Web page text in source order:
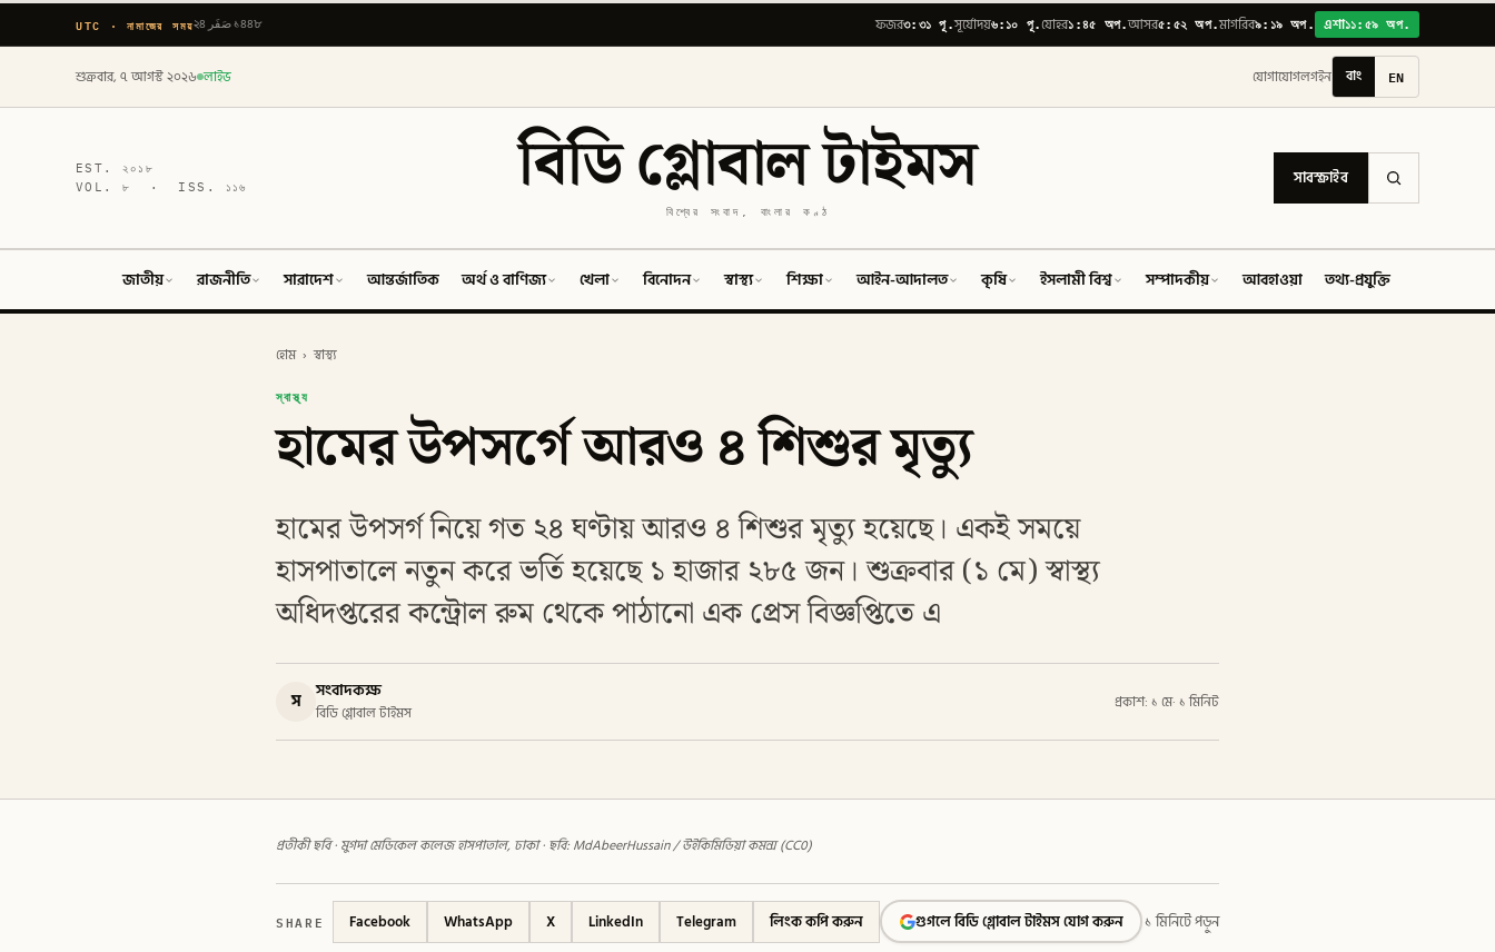
UTC · নামাজের সময় ২৪ صَفَر ১৪৪৮ ফজর৩:৩১ পূ.সূর্যোদয়৬:১০ পূ.যোহর১:৪৫ অপ.আসর৫:৫২ অপ.মাগরিব৯:১৯ অপ. এশা১১:৫৯ অপ.
শুক্রবার, ৭ আগস্ট ২০২৬ লাইভ যোগাযোগলগইন বাং EN
EST.২০১৮
VOL.৮ · ISS. ১১৬ বিডি গ্লোবাল টাইমস
বিশ্বের সংবাদ, বাংলার কণ্ঠ
সাবস্ক্রাইব
জাতীয় রাজনীতি সারাদেশ আন্তর্জাতিক অর্থ ও বাণিজ্য খেলা বিনোদন স্বাস্থ্য শিক্ষা আইন-আদালত কৃষি ইসলামী বিশ্ব সম্পাদকীয় আবহাওয়া তথ্য-প্রযুক্তি
হোম › স্বাস্থ্য
স্বাস্থ্য
হামের উপসর্গে আরও ৪ শিশুর মৃত্যু
হামের উপসর্গ নিয়ে গত ২৪ ঘণ্টায় আরও ৪ শিশুর মৃত্যু হয়েছে। একই সময়ে
হাসপাতালে নতুন করে ভর্তি হয়েছে ১ হাজার ২৮৫ জন। শুক্রবার (১ মে) স্বাস্থ্য
অধিদপ্তরের কন্ট্রোল রুম থেকে পাঠানো এক প্রেস বিজ্ঞপ্তিতে এ
স সংবাদকক্ষ
বিডি গ্লোবাল টাইমস
প্রকাশ: ১ মে· ১ মিনিট
প্রতীকী ছবি · মুগদা মেডিকেল কলেজ হাসপাতাল, ঢাকা · ছবি: MdAbeerHussain / উইকিমিডিয়া কমন্স (CC0)
SHARE Facebook WhatsApp X LinkedIn Telegram লিংক কপি করুন গুগলে বিডি গ্লোবাল টাইমস যোগ করুন ১ মিনিটে পড়ুন